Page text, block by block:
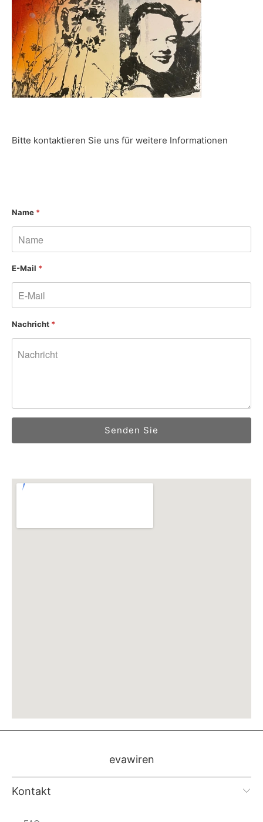
Bitte kontaktieren Sie uns für weitere Informationen
Name *
E-Mail *
Nachricht *
evawiren
Kontakt